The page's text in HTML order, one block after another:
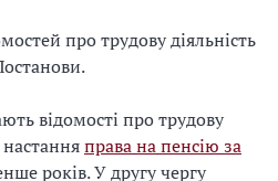
про трудову діяльність
відомості про трудову
настанняправа на пенсію за
років. У другу чергу